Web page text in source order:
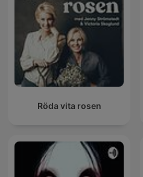
Röda vita rosen